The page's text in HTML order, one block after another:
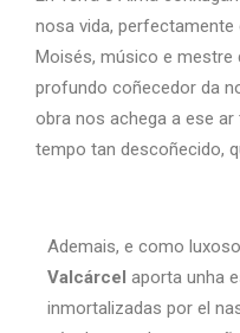
nosa vida,
Moisés, músico e mestre
profundo coñecedor da
obra nos achega a ese
tempo tan descoñecido,
Ademais, e como
Valcárcel aporta unha
inmortalizadas por el